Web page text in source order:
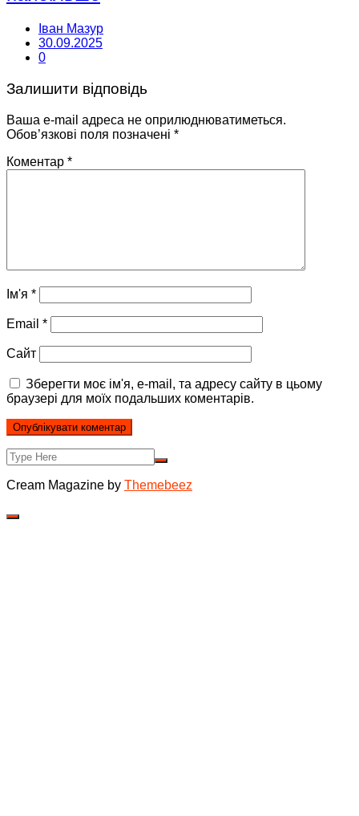
Іван Мазур
30.09.2025
0
Залишити відповідь
Ваша e-mail адреса не оприлюднюватиметься.
Обов’язкові поля позначені *
Коментар *
Ім'я *
Email *
Сайт
Зберегти моє ім'я, e-mail, та адресу сайту в цьому
браузері для моїх подальших коментарів.
Cream Magazine by Themebeez